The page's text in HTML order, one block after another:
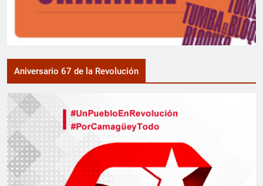
Aniversario 67 de la Revolución